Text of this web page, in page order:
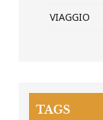
VIAGGIO
TAGS